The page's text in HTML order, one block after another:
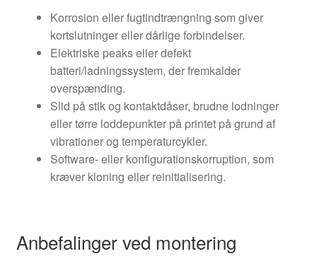
Korrosion eller fugtindtrængning som giver
kortslutninger eller dårlige forbindelser.
Elektriske peaks eller defekt
batteri/ladningssystem, der fremkalder
overspænding.
Slid på stik og kontaktdåser, brudne lodninger
eller tørre loddepunkter på printet på grund af
vibrationer og temperaturcykler.
Software- eller konfigurationskorruption, som
kræver kloning eller reinitialisering.
Anbefalinger ved montering